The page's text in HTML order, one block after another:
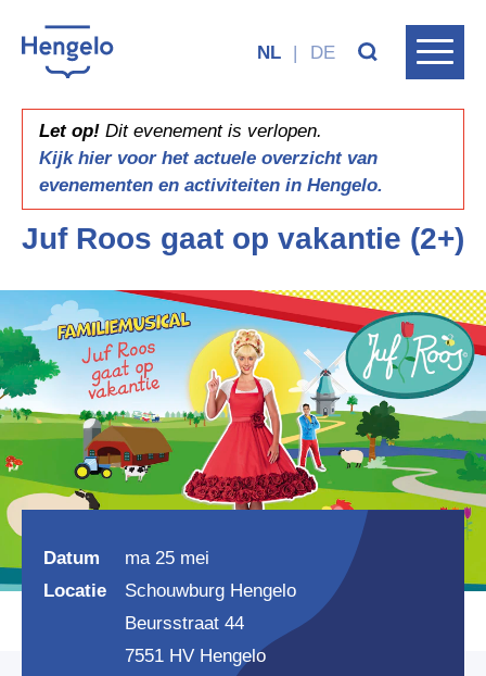
NL | DE
Let op! Dit evenement is verlopen.
Kijk hier voor het actuele overzicht van
evenementen en activiteiten in Hengelo.
Juf Roos gaat op vakantie (2+)
Datum
ma 25 mei
Locatie
Schouwburg Hengelo
Beursstraat 44
7551 HV Hengelo